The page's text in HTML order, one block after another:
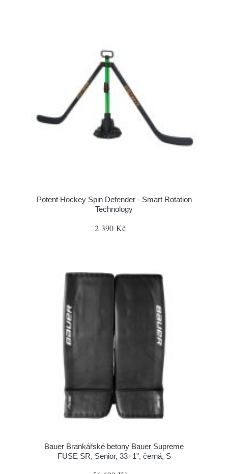
Potent Hockey Spin Defender - Smart Rotation
Technology
2 390 Kč
Bauer Brankářské betony Bauer Supreme
FUSE SR, Senior, 33+1", černá, S